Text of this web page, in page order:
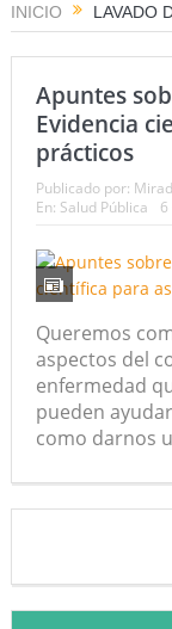
INICIO LAVADO
Apuntes
Evidencia
prácticos
Publicado por:
En: Salud Pública
Queremos
aspectos del
enfermedad
pueden
como darnos